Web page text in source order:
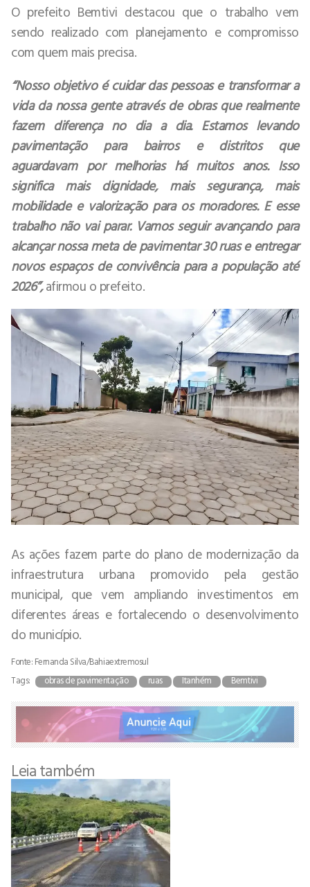
O prefeito Bemtivi destacou que o trabalho vem
sendo realizado com planejamento e compromisso
com quem mais precisa.
“Nosso objetivo é cuidar das pessoas e transformar a
vida da nossa gente através de obras que realmente
fazem diferença no dia a dia. Estamos levando
pavimentação para bairros e distritos que
aguardavam por melhorias há muitos anos. Isso
significa mais dignidade, mais segurança, mais
mobilidade e valorização para os moradores. E esse
trabalho não vai parar. Vamos seguir avançando para
alcançar nossa meta de pavimentar 30 ruas e entregar
novos espaços de convivência para a população até
2026”,afirmou o prefeito.
As ações fazem parte do plano de modernização da
infraestrutura urbana promovido pela gestão
municipal, que vem ampliando investimentos em
diferentes áreas e fortalecendo o desenvolvimento
do município.
Fonte: Fernanda Silva/Bahiaextremosul
Tags:
obras de pavimentação ruas Itanhém Bemtivi
Leia também